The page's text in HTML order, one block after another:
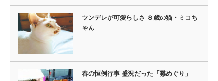
ツンデレが可愛らしさ ８歳の猫・ミコち
ゃん
春の恒例行事 盛況だった「雛めぐり」